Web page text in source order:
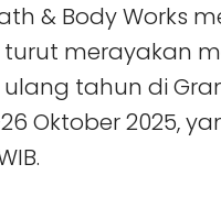
& Body Works
merayakan
tahun di
Oktober 2025,